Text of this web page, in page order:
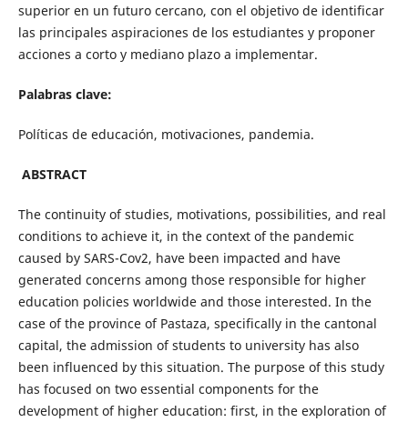
superior en un futuro cercano, con el objetivo de identificar
las principales aspiraciones de los estudiantes y proponer
acciones a corto y mediano plazo a implementar.
Palabras clave:
Políticas de educación, motivaciones, pandemia.
ABSTRACT
The continuity of studies, motivations, possibilities, and real
conditions to achieve it, in the context of the pandemic
caused by SARS-Cov2, have been impacted and have
generated concerns among those responsible for higher
education policies worldwide and those interested. In the
case of the province of Pastaza, specifically in the cantonal
capital, the admission of students to university has also
been influenced by this situation. The purpose of this study
has focused on two essential components for the
development of higher education: first, in the exploration of